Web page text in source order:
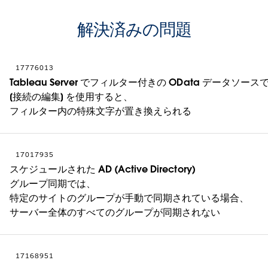
解決済みの問題
17776013
Tableau Server でフィルター付きの OData データソース
[接続の編集] を使用すると、
フィルター内の特殊文字が置き換えられる
17017935
スケジュールされた AD (Active Directory)
グループ同期では、
特定のサイトのグループが手動で同期されている場合、
サーバー全体のすべてのグループが同期されない
17168951